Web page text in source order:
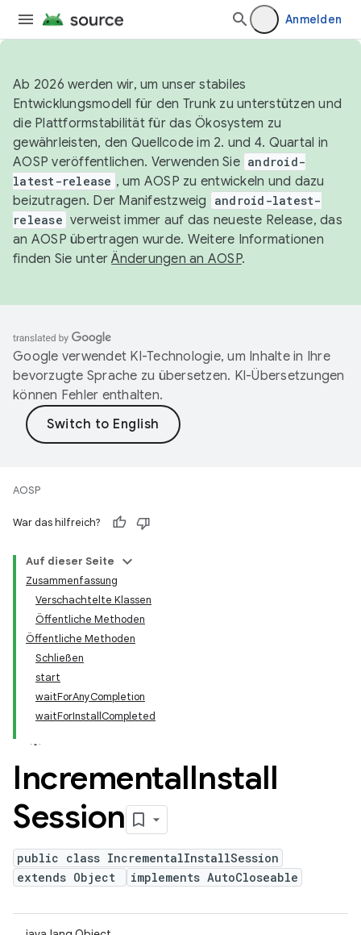
Anmelden
Ab 2026 werden wir, um unser stabiles
Entwicklungsmodell für den Trunk zu unterstützen und
die Plattformstabilität für das Ökosystem zu
gewährleisten, den Quellcode im 2. und 4. Quartal in
AOSP veröffentlichen. Verwenden Sie android-
latest-release , um AOSP zu entwickeln und dazu
beizutragen. Der Manifestzweig
android-latest-
release verweist immer auf das neueste Release, das
an AOSP übertragen wurde. Weitere Informationen
finden Sie unterÄnderungen an AOSP.
Google verwendet KI-Technologie, um Inhalte in Ihre
bevorzugte Sprache zu übersetzen. KI-Übersetzungen
können Fehler enthalten.
AOSP
War das hilfreich?
Auf dieser Seite
Zusammenfassung
Verschachtelte Klassen
Öffentliche Methoden
Öffentliche Methoden
Schließen
start
waitForAnyCompletion
waitForInstallCompleted
IncrementalInstall
Session
public class IncrementalInstallSession
extends Object
implements AutoCloseable